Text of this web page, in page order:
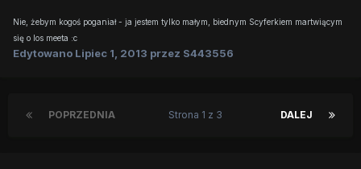
Nie, żebym kogoś poganiał - ja jestem tylko małym, biednym Scyferkiem martwiącym
się o los meeta :c
Edytowano Lipiec 1, 2013 przez S443556
POPRZEDNIA DALEJ
Strona 1 z 3